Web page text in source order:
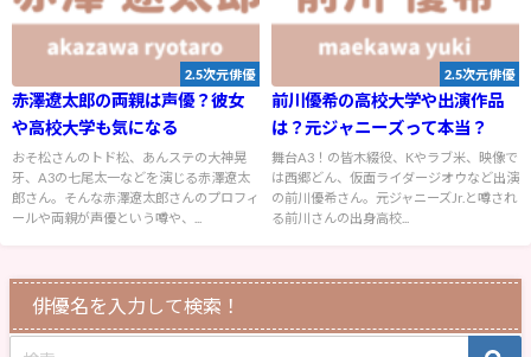
2.5次元俳優
赤澤遼太郎の両親は声優？彼女
や高校大学も気になる
おそ松さんのトド松、あんステの大神晃
牙、A3の七尾太一などを演じる赤澤遼太
郎さん。そんな赤澤遼太郎さんのプロフィ
ールや両親が声優という噂や、...
2.5次元俳優
前川優希の高校大学や出演作品
は？元ジャニーズって本当？
舞台A3！の皆木綴役、Kやラブ米、映像で
は西郷どん、仮面ライダージオウなど出演
の前川優希さん。元ジャニーズJr.と噂され
る前川さんの出身高校...
俳優名を入力して検索！